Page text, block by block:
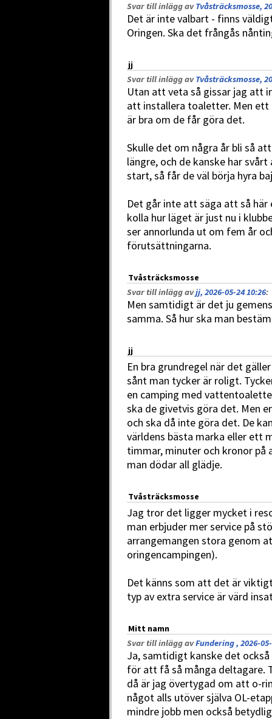
Svar till inlägg avTvåsträcksmosse,
Det är inte valbart - finns
Oringen. Ska det frångås
jj
Svar till inlägg avTvåsträcksmosse,
Utan att veta så gissar jag att
att installera toaletter. Men
är bra om de får göra det.
Skulle det om några år bli så
längre, och de kanske har
start, så får de väl börja hyra
Det går inte att säga att så här
kolla hur läget är just nu i
ser annorlunda ut om fem år
förutsättningarna.
Tvåsträcksmosse
Svar till inlägg avjj, 2026-05-24 10:26:
Men samtidigt är det ju
samma. Så hur ska man
jj
En bra grundregel när det
sånt man tycker är roligt.
en camping med
ska de givetvis göra det. Men
och ska då inte göra det. De
världens bästa marka eller ett
timmar, minuter och kronor
man dödar all glädje.
Tvåsträcksmosse
Jag tror det ligger mycket i
man erbjuder mer service på
arrangemangen stora genom
oringencampingen).
Det känns som att det är
typ av extra service är värd
Mitt namn
Svar till inlägg avFundering , 2026-
Ja, samtidigt kanske det
för att få så många deltagare.
då är jag övertygad om att o-
något alls utöver själva OL-
mindre jobb men också